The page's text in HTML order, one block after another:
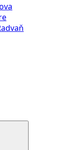
Search